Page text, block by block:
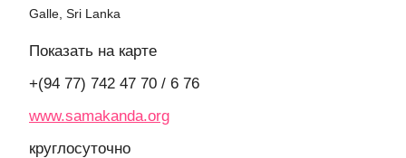
Galle, Sri Lanka
Показать на карте
+(94 77) 742 47 70 / 6 76
www.samakanda.org
круглосуточно